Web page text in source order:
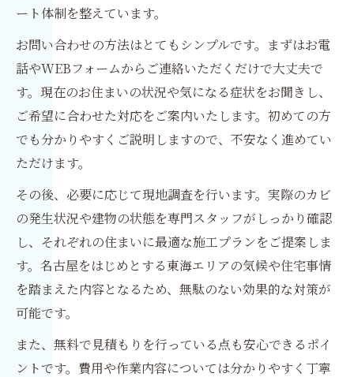
ート体制を整えています。
お問い合わせの方法はとてもシンプルです。まずはお電
話やWEBフォームからご連絡いただくだけで大丈夫で
す。現在のお住まいの状況や気になる症状をお聞きし、
ご希望に合わせた対応をご案内いたします。初めての方
でも分かりやすくご説明しますので、不安なく進めてい
ただけます。
その後、必要に応じて現地調査を行います。実際のカビ
の発生状況や建物の状態を専門スタッフがしっかり確認
し、それぞれの住まいに最適な施工プランをご提案しま
す。名古屋をはじめとする東海エリアの気候や住宅事情
を踏まえた内容となるため、無駄のない効果的な対策が
可能です。
また、無料で見積もりを行っている点も安心できるポイ
ントです。費用や作業内容については分かりやすく丁寧